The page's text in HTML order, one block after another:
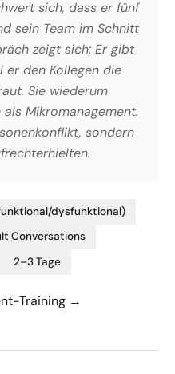
sich, dass er fünf
sein Team im Schnitt
zeigt sich: Er gibt
er den Kollegen die
Sie wiederum
Mikromanagement.
sondern
dysfunktional)
Conversations
2–3 Tage
Training →